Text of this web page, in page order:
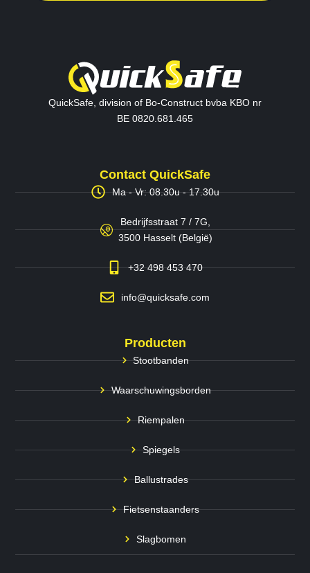
QuickSafe, division of Bo-Construct bvba KBO nr
BE 0820.681.465
Contact QuickSafe
Ma - Vr: 08.30u - 17.30u
Bedrijfsstraat 7 / 7G,
3500 Hasselt (België)
+32 498 453 470
info@quicksafe.com
Producten
Stootbanden
Waarschuwingsborden
Riempalen
Spiegels
Ballustrades
Fietsenstaanders
Slagbomen